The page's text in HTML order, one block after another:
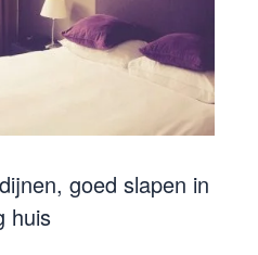
goed slapen in
huis